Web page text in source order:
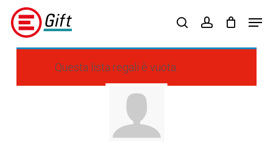
Skip
main
content
searchaccount
Questa lista regali è vuota.